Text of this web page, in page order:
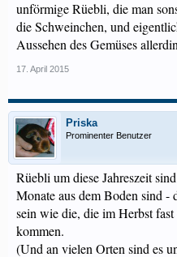
unförmige Rüebli, die man
die Schweinchen, und
Aussehen des Gemüses
17. April 2015
Priska
Prominenter Benutzer
Rüebli um diese Jahreszeit
Monate aus dem Boden sind -
sein wie die, die im Herbst
kommen.
(Und an vielen Orten sind es